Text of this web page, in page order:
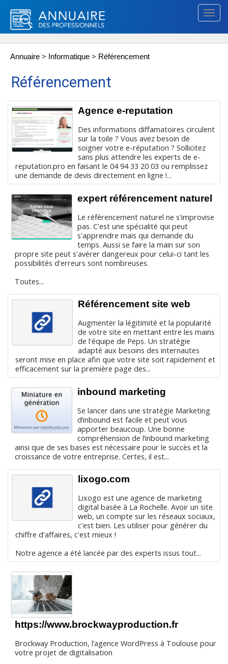
Annuaire > Informatique > Référencement
Référencement
Agence e-reputation
Des informations diffamatoires circulent
sur la toile ? Vous avez besoin de
soigner votre e-réputation ? Sollicitez
sans plus attendre les experts de e-
reputation.pro en faisant le 04 94 33 20 03 ou remplissez
une demande de devis directement en ligne !...
expert référencement naturel
Le référencement naturel ne s'improvise
pas. C'est une spécialité qui peut
s'apprendre mais qui demande du
temps. Aussi se faire la main sur son
propre site peut s'avérer dangereux pour celui-ci tant les
possibilités d'erreurs sont nombreuses.
Toutes...
Référencement site web
Augmenter la légitimité et la popularité
de votre site en mettant entre les mains
de l'équipe de Peps. Un stratégie
adapté aux besoins des internautes
seront mise en place afin que votre site soit rapidement et
efficacement sur la première page des...
inbound marketing
Se lancer dans une stratégie Marketing
d’inbound est facile et peut vous
apporter beaucoup. Une bonne
compréhension de l’inbound marketing
ainsi que de ses bases est nécessaire pour le succès et la
croissance de votre entreprise. Certes, il est...
lixogo.com
Lixogo est une agence de marketing
digital basée à La Rochelle. Avoir un site
web, un compte sur les réseaux sociaux,
c'est bien. Les utiliser pour générer du
chiffre d'affaires, c'est mieux !
Notre agence a été lancée par des experts issus tout...
https://www.brockwayproduction.fr
Brockway Production, l’agence WordPress à Toulouse pour
votre projet de digitalisation